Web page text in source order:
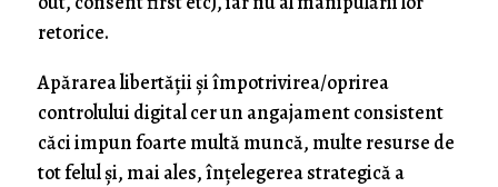
retorice.
Apărarea libertății și împotrivirea/oprirea
controlului digital cer un angajament consistent
căci impun foarte multă muncă, multe resurse de
tot felul și, mai ales, înțelegerea strategică a